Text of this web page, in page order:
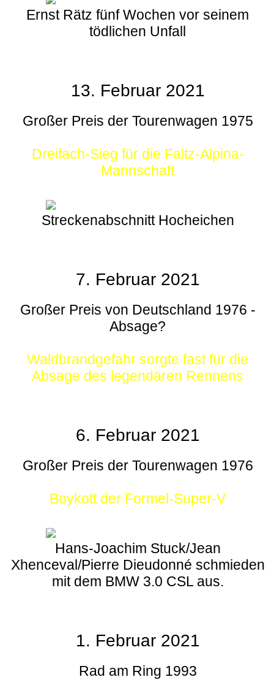
Ernst Rätz fünf Wochen vor seinem
tödlichen Unfall
13. Februar 2021
Großer Preis der Tourenwagen 1975
Dreifach-Sieg für die Faltz-Alpina-
Mannschaft
Streckenabschnitt Hocheichen
7. Februar 2021
Großer Preis von Deutschland 1976 -
Absage?
Waldbrandgefahr sorgte fast für die
Absage des legendären Rennens
6. Februar 2021
Großer Preis der Tourenwagen 1976
Boykott der Formel-Super-V
Hans-Joachim Stuck/Jean
Xhenceval/Pierre Dieudonné schmieden
mit dem BMW 3.0 CSL aus.
1. Februar 2021
Rad am Ring 1993